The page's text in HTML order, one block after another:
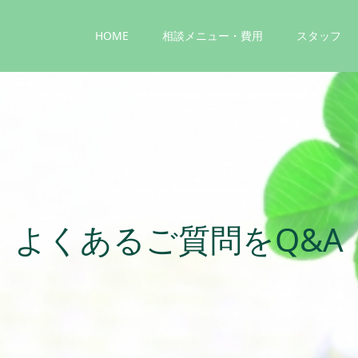
HOME 相談メニュー・費用 スタッフ
るご質問をQ&Aにし